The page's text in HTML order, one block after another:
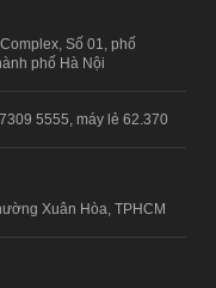
Số 01, phố
phố Hà Nội
5555, máy lẻ 62.370
Xuân Hòa, TPHCM